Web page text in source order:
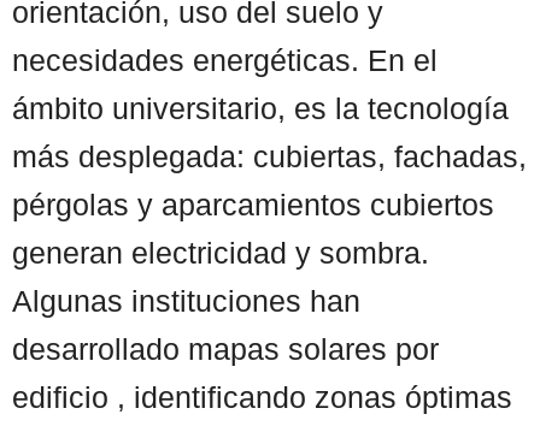
orientación, uso del suelo y
necesidades energéticas. En el
ámbito universitario, es la tecnología
más desplegada: cubiertas, fachadas,
pérgolas y aparcamientos cubiertos
generan electricidad y sombra.
Algunas instituciones han
desarrollado mapas solares por
edificio , identificando zonas óptimas